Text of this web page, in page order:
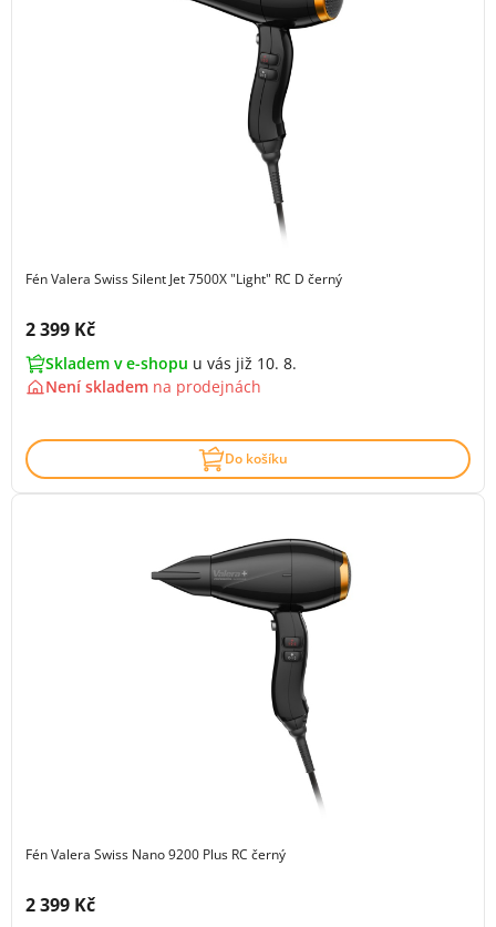
Fén Valera Swiss Silent Jet 7500X "Light" RC D černý
Cena s DPH:
2 399 Kč
Skladem v e-shopu u vás již 10. 8.
Není skladem na prodejnách
Do košíku
Fén Valera Swiss Nano 9200 Plus RC černý
Cena s DPH:
2 399 Kč